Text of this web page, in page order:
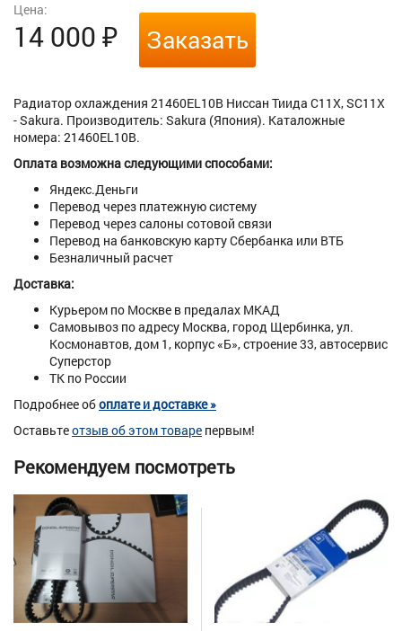
Цена:
14 000 ₽ Заказать
Радиатор охлаждения 21460EL10B Ниссан Тиида C11X, SC11X
- Sakura. Производитель: Sakura (Япония). Каталожные
номера: 21460EL10B.
Оплата возможна следующими способами:
Яндекс.Деньги
Перевод через платежную систему
Перевод через салоны сотовой связи
Перевод на банковскую карту Сбербанка или ВТБ
Безналичный расчет
Доставка:
Курьером по Москве в предалах МКАД
Самовывоз по адресу Москва, город Щербинка, ул.
Космонавтов, дом 1, корпус «Б», строение 33, автосервис
Суперстор
ТК по России
Подробнее обоплате и доставке »
Оставьтеотзыв об этом товаре первым!
Рекомендуем посмотреть